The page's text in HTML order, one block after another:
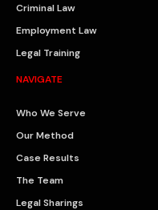
Criminal Law
Employment Law
Legal Training
NAVIGATE
Who We Serve
Our Method
Case Results
The Team
Legal Sharings